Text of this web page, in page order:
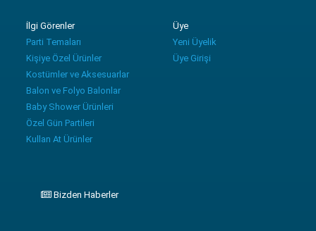
İlgi Görenler
Parti Temaları
Kişiye Özel Ürünler
Kostümler ve Aksesuarlar
Balon ve Folyo Balonlar
Baby Shower Ürünleri
Özel Gün Partileri
Kullan At Ürünler
Üye
Yeni Üyelik
Üye Girişi
Bizden Haberler